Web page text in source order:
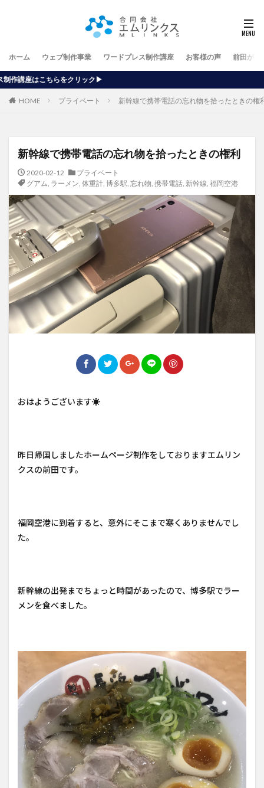
ホーム ウェブ制作事業 ワードプレス制作講座 お客様の声 前田が行
HOME プライベート 新幹線で携帯電話の忘れ物を拾ったときの権
新幹線で携帯電話の忘れ物を拾ったときの権利
2020-02-12
プライベート
グアム, ラーメン, 体重計, 博多駅, 忘れ物, 携帯電話, 新幹線, 福岡空港
おはようございます☀
昨日帰国しましたホームページ制作をしておりますエムリン
クスの前田です。
福岡空港に到着すると、意外にそこまで寒くありませんでし
た。
新幹線の出発までちょっと時間があったので、博多駅でラー
メンを食べました。